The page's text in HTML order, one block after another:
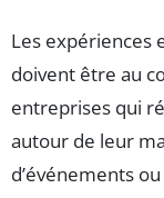
Les expériences
doivent être au
entreprises qui
autour de leur
d’événements